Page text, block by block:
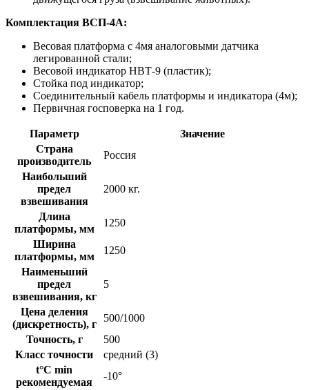
Комплектация ВСП-4А:
Весовая платформа с 4мя аналоговыми датчика
легированной стали;
Весовой индикатор НВТ-9 (пластик);
Стойка под индикатор;
Соединительный кабель платформы и индикатора (4м);
Первичная госповерка на 1 год.
Параметр
Значение
Страна
производитель
Россия
Наибольший
предел
взвешивания
2000 кг.
Длина
платформы, мм
1250
Ширина
платформы, мм
1250
Наименьший
предел
взвешивания, кг
5
Цена деления
(дискретность), г
500/1000
Точность, г
500
Класс точности
средний (3)
t°C min
рекомендуемая
-10°